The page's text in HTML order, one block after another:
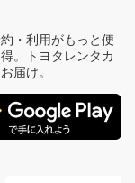
・利用がもっと便
。トヨタレンタカ
届け。